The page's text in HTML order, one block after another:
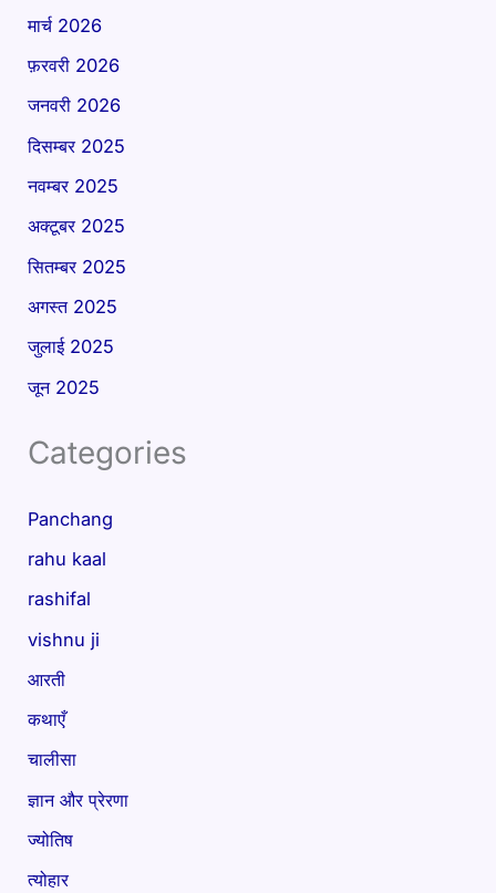
मार्च 2026
फ़रवरी 2026
जनवरी 2026
दिसम्बर 2025
नवम्बर 2025
अक्टूबर 2025
सितम्बर 2025
अगस्त 2025
जुलाई 2025
जून 2025
Categories
Panchang
rahu kaal
rashifal
vishnu ji
आरती
कथाएँ
चालीसा
ज्ञान और प्रेरणा
ज्योतिष
त्योहार